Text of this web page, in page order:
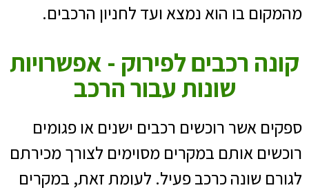
מהמקום בו הוא נמצא ועד לחניון הרכבים.
קונה רכבים לפירוק - אפשרויות
שונות עבור הרכב
ספקים אשר רוכשים רכבים ישנים או פגומים
רוכשים אותם במקרים מסוימים לצורך מכירתם
לגורם שונה כרכב פעיל. לעומת זאת, במקרים